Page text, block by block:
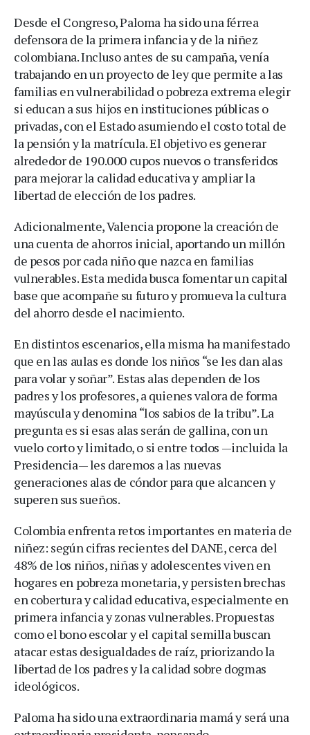
Desde el Congreso, Paloma ha sido una férrea
defensora de la primera infancia y de la niñez
colombiana. Incluso antes de su campaña, venía
trabajando en un proyecto de ley que permite a las
familias en vulnerabilidad o pobreza extrema elegir
si educan a sus hijos en instituciones públicas o
privadas, con el Estado asumiendo el costo total de
la pensión y la matrícula. El objetivo es generar
alrededor de 190.000 cupos nuevos o transferidos
para mejorar la calidad educativa y ampliar la
libertad de elección de los padres.
Adicionalmente, Valencia propone la creación de
una cuenta de ahorros inicial, aportando un millón
de pesos por cada niño que nazca en familias
vulnerables. Esta medida busca fomentar un capital
base que acompañe su futuro y promueva la cultura
del ahorro desde el nacimiento.
En distintos escenarios, ella misma ha manifestado
que en las aulas es donde los niños “se les dan alas
para volar y soñar”. Estas alas dependen de los
padres y los profesores, a quienes valora de forma
mayúscula y denomina “los sabios de la tribu”. La
pregunta es si esas alas serán de gallina, con un
vuelo corto y limitado, o si entre todos —incluida la
Presidencia— les daremos a las nuevas
generaciones alas de cóndor para que alcancen y
superen sus sueños.
Colombia enfrenta retos importantes en materia de
niñez: según cifras recientes del DANE, cerca del
48% de los niños, niñas y adolescentes viven en
hogares en pobreza monetaria, y persisten brechas
en cobertura y calidad educativa, especialmente en
primera infancia y zonas vulnerables. Propuestas
como el bono escolar y el capital semilla buscan
atacar estas desigualdades de raíz, priorizando la
libertad de los padres y la calidad sobre dogmas
ideológicos.
Paloma ha sido una extraordinaria mamá y será una